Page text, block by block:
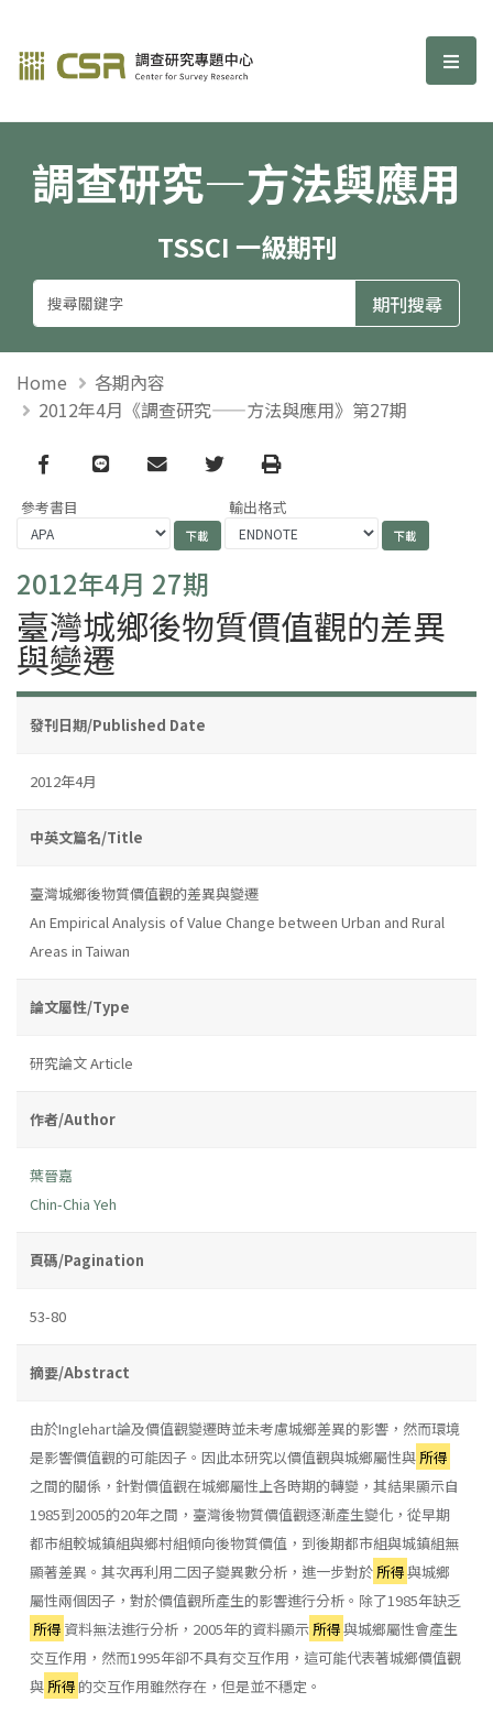
調查研究—方法與應用期刊 選
調查研究—方法與應用
TSSCI 一級期刊
Home
各期內容
2012年4月《調查研究——方法與應用》第27期
Facebook
line email TwitterPrint
參考書目 輸出格式
2012年4月 27期
臺灣城鄉後物質價值觀的差異
與變遷
發刊日期/Published Date
2012年4月
中英文篇名/Title
臺灣城鄉後物質價值觀的差異與變遷
An Empirical Analysis of Value Change between Urban and Rural
Areas in Taiwan
論文屬性/Type
研究論文 Article
作者/Author
葉晉嘉
Chin-Chia Yeh
頁碼/Pagination
53-80
摘要/Abstract
由於Inglehart論及價值觀變遷時並未考慮城鄉差異的影響，然而環境
是影響價值觀的可能因子。因此本研究以價值觀與城鄉屬性與 所得
之間的關係，針對價值觀在城鄉屬性上各時期的轉變，其結果顯示自
1985到2005的20年之間，臺灣後物質價值觀逐漸產生變化，從早期
都市組較城鎮組與鄉村組傾向後物質價值，到後期都市組與城鎮組無
顯著差異。其次再利用二因子變異數分析，進一步對於 所得與城鄉
屬性兩個因子，對於價值觀所產生的影響進行分析。除了1985年缺乏
所得 資料無法進行分析，2005年的資料顯示 所得與城鄉屬性會產生
交互作用，然而1995年卻不具有交互作用，這可能代表著城鄉價值觀
與 所得 的交互作用雖然存在，但是並不穩定。